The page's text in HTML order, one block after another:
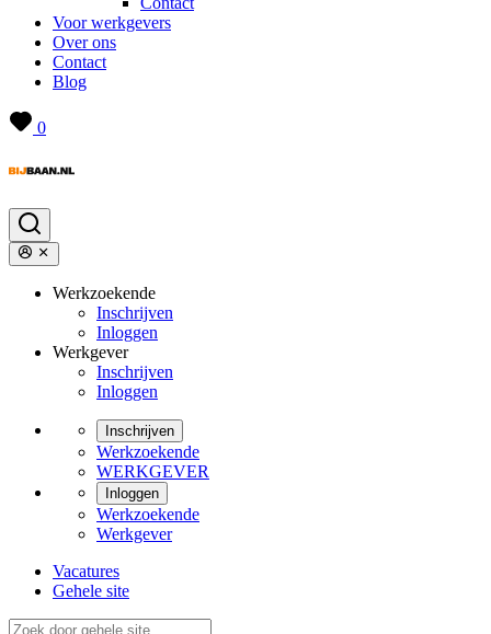
Voor werkgevers
Over ons
Contact
Blog
0
Werkzoekende
Inschrijven
Inloggen
Werkgever
Inschrijven
Inloggen
Inschrijven
Werkzoekende
WERKGEVER
Inloggen
Werkzoekende
Werkgever
Vacatures
Gehele site